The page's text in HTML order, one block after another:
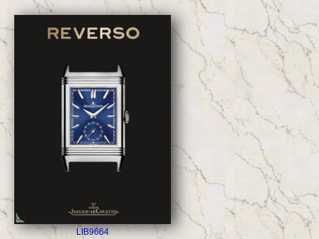
LIB9664